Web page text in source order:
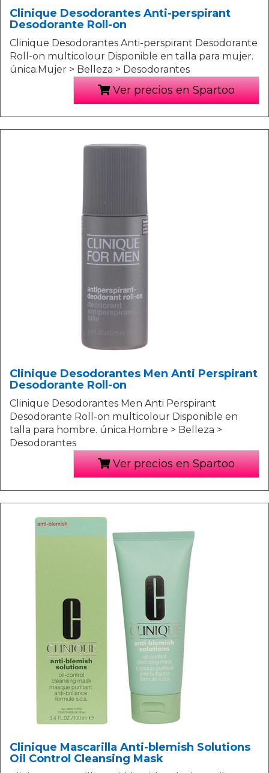
Clinique Desodorantes Anti-perspirant
Desodorante Roll-on
Clinique Desodorantes Anti-perspirant Desodorante
Roll-on multicolour Disponible en talla para mujer.
única.Mujer > Belleza > Desodorantes
Ver precios en Spartoo
Clinique Desodorantes Men Anti Perspirant
Desodorante Roll-on
Clinique Desodorantes Men Anti Perspirant
Desodorante Roll-on multicolour Disponible en
talla para hombre. única.Hombre > Belleza >
Desodorantes
Ver precios en Spartoo
Clinique Mascarilla Anti-blemish Solutions
Oil Control Cleansing Mask